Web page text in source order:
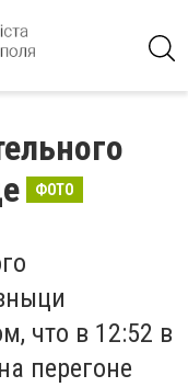
ФОТО
что в 12:52 в
перегоне